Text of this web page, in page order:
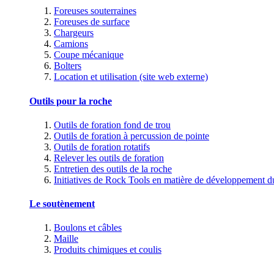
Foreuses souterraines
Foreuses de surface
Chargeurs
Camions
Coupe mécanique
Bolters
Location et utilisation (site web externe)
Outils pour la roche
Outils de foration fond de trou
Outils de foration à percussion de pointe
Outils de foration rotatifs
Relever les outils de foration
Entretien des outils de la roche
Initiatives de Rock Tools en matière de développement
Le soutènement
Boulons et câbles
Maille
Produits chimiques et coulis